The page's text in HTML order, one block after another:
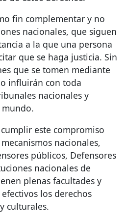
fin complementar y no
nacionales, que siguen
a la que una persona
que se haga justicia. Sin
que se tomen mediante
influirán con toda
nacionales y
este compromiso
nacionales,
públicos, Defensores
nacionales de
plenas facultades y
los derechos
culturales.